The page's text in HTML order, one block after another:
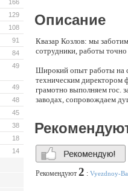
166
129
108
91
84
49
49
48
45
38
18
14
Описание
Квазар Козлов: мы
сотрудники, работы
Широкий опыт работы на
техническим директором
грамотно выполняем гос.
заводах, сопровождаем
Также мы являемся
виолончелей,
Обращайтесь: мы
стороне, получая
Рекомендуют 2 : Vyezdnoy-